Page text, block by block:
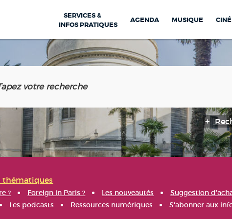
SERVICES &
INFOS PRATIQUES
AGENDA MUSIQUE
thématiques
? Foreign in Paris ? Les nouveautés Suggestion
Les podcasts Ressources numériques S'abonner aux